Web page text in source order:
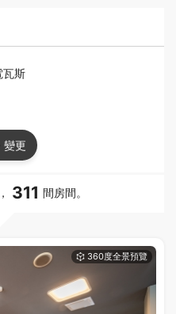
瓦斯
變更
311 間房間。